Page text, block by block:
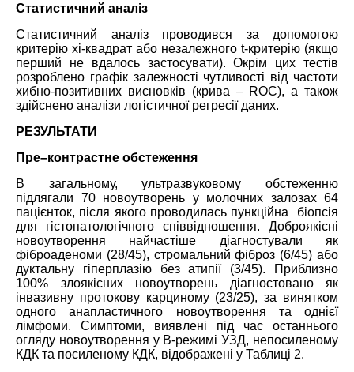
Статистичний аналіз
Статистичний аналіз проводився за допомогою
критерію хі-квадрат або незалежного t-критерію (якщо
перший не вдалось застосувати). Окрім цих тестів
розроблено графік залежності чутливості від частоти
хибно-позитивних висновків (крива – ROC), а також
здійснено аналізи логістичної регресії даних.
РЕЗУЛЬТАТИ
Пре–контрастне обстеження
В загальному, ультразвуковому обстеженню
підлягали 70 новоутворень у молочних залозах 64
пацієнток, після якого проводилась пункційна біопсія
для гістопатологічного співвідношення. Доброякісні
новоутворення найчастіше діагностували як
фіброаденоми (28/45), стромальний фіброз (6/45) або
дуктальну гіперплазію без атипії (3/45). Приблизно
100% злоякісних новоутворень діагностовано як
інвазивну протокову карциному (23/25), за винятком
одного анапластичного новоутворення та однієї
лімфоми. Симптоми, виявлені під час останнього
огляду новоутворення у В-режимі УЗД, непосиленому
КДК та посиленому КДК, відображені у Таблиці 2.